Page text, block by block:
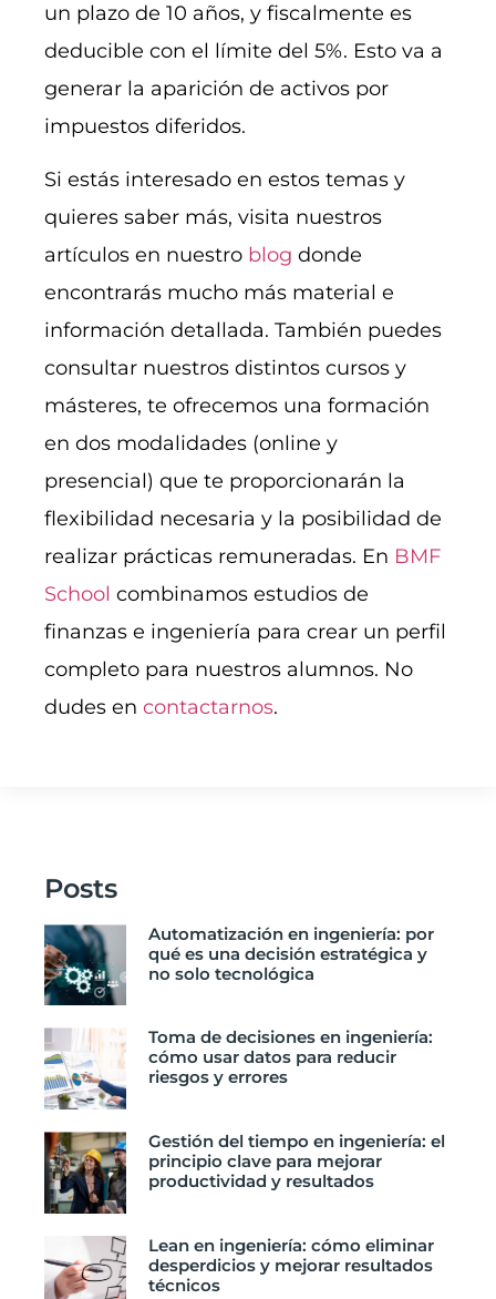
un plazo de 10 años, y fiscalmente es
deducible con el límite del 5%. Esto va a
generar la aparición de activos por
impuestos diferidos.
Si estás interesado en estos temas y
quieres saber más, visita nuestros
artículos en nuestro blog donde
encontrarás mucho más material e
información detallada. También puedes
consultar nuestros distintos cursos y
másteres, te ofrecemos una formación
en dos modalidades (online y
presencial) que te proporcionarán la
flexibilidad necesaria y la posibilidad de
realizar prácticas remuneradas. En BMF
School combinamos estudios de
finanzas e ingeniería para crear un perfil
completo para nuestros alumnos. No
dudes en contactarnos.
Posts
Automatización en ingeniería: por
qué es una decisión estratégica y
no solo tecnológica
Toma de decisiones en ingeniería:
cómo usar datos para reducir
riesgos y errores
Gestión del tiempo en ingeniería: el
principio clave para mejorar
productividad y resultados
Lean en ingeniería: cómo eliminar
desperdicios y mejorar resultados
técnicos